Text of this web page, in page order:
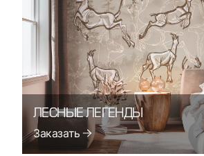
ЛЕСНЫЕ ЛЕГЕНДЫ
Заказать